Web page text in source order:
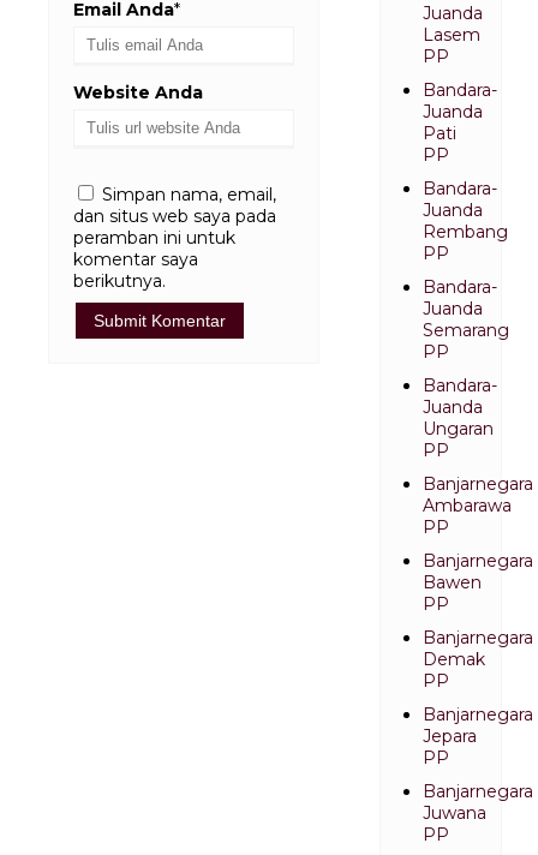
Email Anda*
Website Anda
Simpan nama, email,
dan situs web saya pada
peramban ini untuk
komentar saya
berikutnya.
Juanda
Lasem
PP
Bandara-
Juanda
Pati
PP
Bandara-
Juanda
Rembang
PP
Bandara-
Juanda
Semarang
PP
Bandara-
Juanda
Ungaran
PP
Banjarnegara
Ambarawa
PP
Banjarnegara
Bawen
PP
Banjarnegara
Demak
PP
Banjarnegara
Jepara
PP
Banjarnegara
Juwana
PP